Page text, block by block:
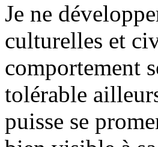
Je ne
culturelles et
comportement
tolérable
puisse se